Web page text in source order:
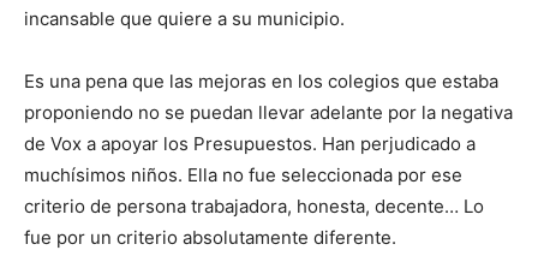
incansable que quiere a su municipio.
Es una pena que las mejoras en los colegios que estaba
proponiendo no se puedan llevar adelante por la negativa
de Vox a apoyar los Presupuestos. Han perjudicado a
muchísimos niños. Ella no fue seleccionada por ese
criterio de persona trabajadora, honesta, decente… Lo
fue por un criterio absolutamente diferente.